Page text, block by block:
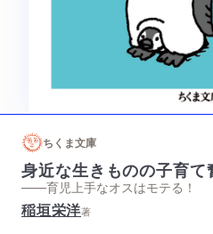
ちくま文庫
身近な生きものの子育て
——育児上手なオスはモテる！
稲垣栄洋著